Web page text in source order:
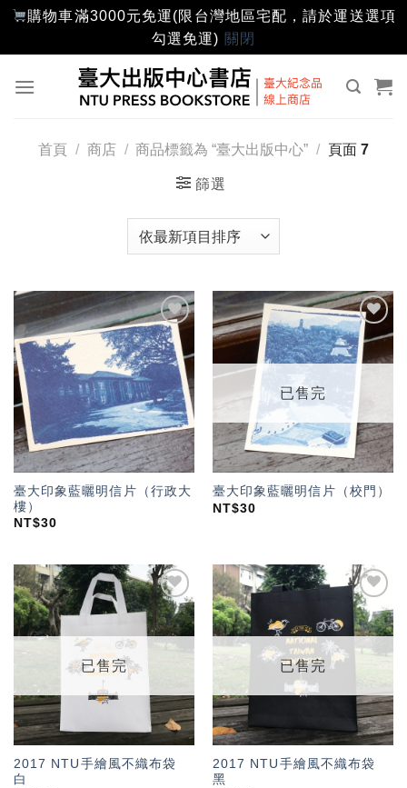
購物車滿3000元免運(限台灣地區宅配，請於運送選項
勾選免運) 關閉
首頁 / 商店 / 商品標籤為 “臺大出版中心” / 頁面 7
篩選
加入
「願
望輕
單」
臺大印象藍曬明信片（行政大
樓）
NT$30
加入
「願
望輕
單」
已售完
臺大印象藍曬明信片（校門）
NT$30
加入
「願
望輕
已售完
2017 NTU手繪風不織布袋
白
加入
「願
望輕
單」
已售完
2017 NTU手繪風不織布袋
黑